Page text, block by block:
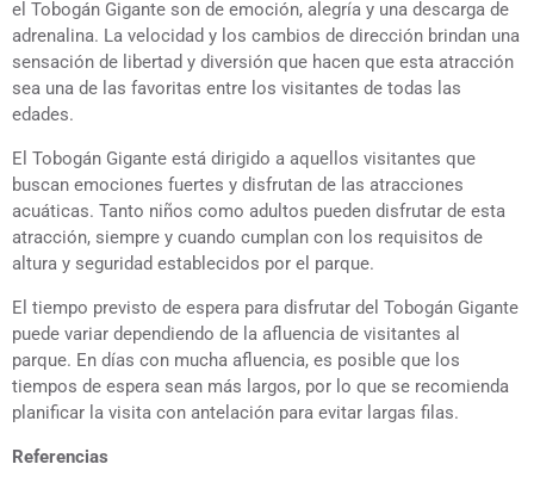
el Tobogán Gigante son de emoción, alegría y una descarga de
adrenalina. La velocidad y los cambios de dirección brindan una
sensación de libertad y diversión que hacen que esta atracción
sea una de las favoritas entre los visitantes de todas las
edades.
El Tobogán Gigante está dirigido a aquellos visitantes que
buscan emociones fuertes y disfrutan de las atracciones
acuáticas. Tanto niños como adultos pueden disfrutar de esta
atracción, siempre y cuando cumplan con los requisitos de
altura y seguridad establecidos por el parque.
El tiempo previsto de espera para disfrutar del Tobogán Gigante
puede variar dependiendo de la afluencia de visitantes al
parque. En días con mucha afluencia, es posible que los
tiempos de espera sean más largos, por lo que se recomienda
planificar la visita con antelación para evitar largas filas.
Referencias